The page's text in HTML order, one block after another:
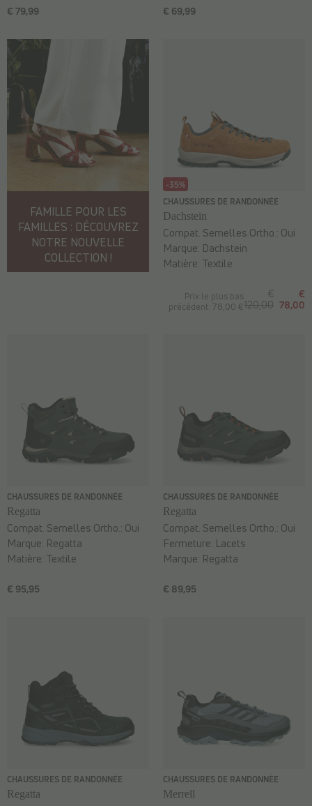
€ 79,99 € 69,99
FAMILLE POUR LES
FAMILLES : DÉCOUVREZ
NOTRE NOUVELLE
COLLECTION !
-35%
CHAUSSURES DE RANDONNÉE
Dachstein
Prix le plus bas
précédent: 78,00 €
€
120,00
€
78,00
Compat. Semelles Ortho.: Oui
Marque: Dachstein
Matière: Textile
CHAUSSURES DE RANDONNÉE
Regatta
€ 95,95
Compat. Semelles Ortho.: Oui
Marque: Regatta
Matière: Textile
CHAUSSURES DE RANDONNÉE
Regatta
€ 89,95
Compat. Semelles Ortho.: Oui
Fermeture: Lacets
Marque: Regatta
CHAUSSURES DE RANDONNÉE
Regatta
CHAUSSURES DE RANDONNÉE
Merrell